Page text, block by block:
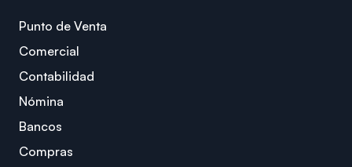
Punto de Venta
Comercial
Contabilidad
Nómina
Bancos
Compras